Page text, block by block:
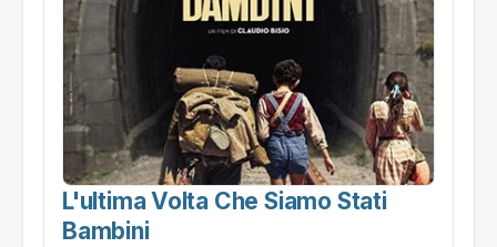
L'ultima Volta Che Siamo Stati
Bambini